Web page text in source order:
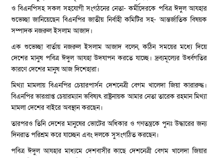
ও বিএনপিসহ সকল সহযোগী সংগঠনের নেতা- কর্মীদেরকে পবিত্র ঈদুল আযহার
শুভেচ্ছা জানিয়েছেন বিএনপির জাতীয় নির্বাহী কমিটির সহ- আন্তর্জাতিক বিষয়ক
সম্পাদক নজরুল ইসলাম আজাদ।
এক শুভেচ্ছা বার্তায় নজরুল ইসলাম আজাদ বলেন, কঠিন সময়ের মধ্যে দিয়ে
দেশের মানুষ পবিত্র ঈদুল আযহা উদযাপন করতে যাচ্ছে। দ্রব্যমূল্যের উর্ধ্বগতির
কারণে দেশের মানুষ আজ দিশেহারা।
মিথ্যা মামলায় বিএনপির চেয়ারপার্সন দেশনেত্রী বেগম খালেদা জিয়া কারারুদ্ধ।
বিএনপির ভারপ্রাপ্ত চেয়ারম্যান ভবিষ্যৎ রাষ্ট্রনায়ক আমার নেতা তারেক রহমান মিথ্যা
মামলা দেশের বাইরে অবস্থান করছেন।
তারপরও তিনি দেশের মানুষের ভোটের অধিকার ও গণতন্ত্রকে পুনঃ উদ্ধারের জন্য
দিনরাত পরিশ্রম করে যাচ্ছেন এবং দলকে সুসংগঠিত করছেন।
পবিত্র ঈদুল আযহার মাধ্যমে দেশবাসীর কাছে দেশনেত্রী বেগম খালেদা জিয়ার